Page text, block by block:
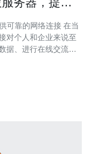
的网络连接 在当
对个人和企业来说至
据、进行在线交流和
能而备受青睐，为用